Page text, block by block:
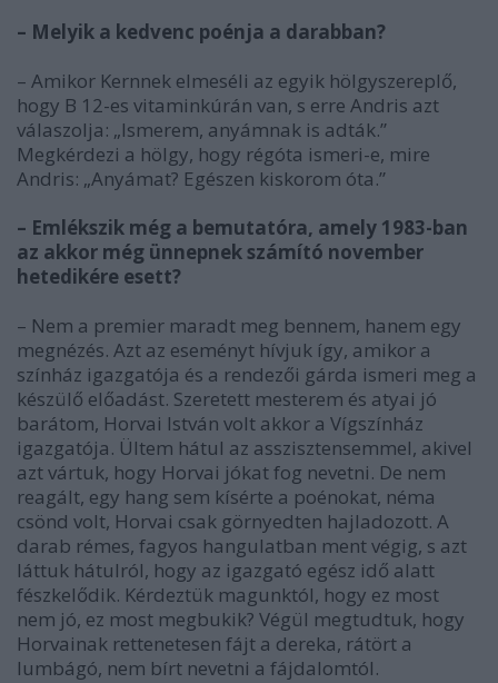
– Melyik a kedvenc poénja a darabban?
– Amikor Kernnek elmeséli az egyik hölgyszereplő,
hogy B 12-es vitaminkúrán van, s erre Andris azt
válaszolja: „Ismerem, anyámnak is adták.”
Megkérdezi a hölgy, hogy régóta ismeri-e, mire
Andris: „Anyámat? Egészen kiskorom óta.”
– Emlékszik még a bemutatóra, amely 1983-ban
az akkor még ünnepnek számító november
hetedikére esett?
– Nem a premier maradt meg bennem, hanem egy
megnézés. Azt az eseményt hívjuk így, amikor a
színház igazgatója és a rendezői gárda ismeri meg a
készülő előadást. Szeretett mesterem és atyai jó
barátom, Horvai István volt akkor a Vígszínház
igazgatója. Ültem hátul az asszisztensemmel, akivel
azt vártuk, hogy Horvai jókat fog nevetni. De nem
reagált, egy hang sem kísérte a poénokat, néma
csönd volt, Horvai csak görnyedten hajladozott. A
darab rémes, fagyos hangulatban ment végig, s azt
láttuk hátulról, hogy az igazgató egész idő alatt
fészkelődik. Kérdeztük magunktól, hogy ez most
nem jó, ez most megbukik? Végül megtudtuk, hogy
Horvainak rettenetesen fájt a dereka, rátört a
lumbágó, nem bírt nevetni a fájdalomtól.